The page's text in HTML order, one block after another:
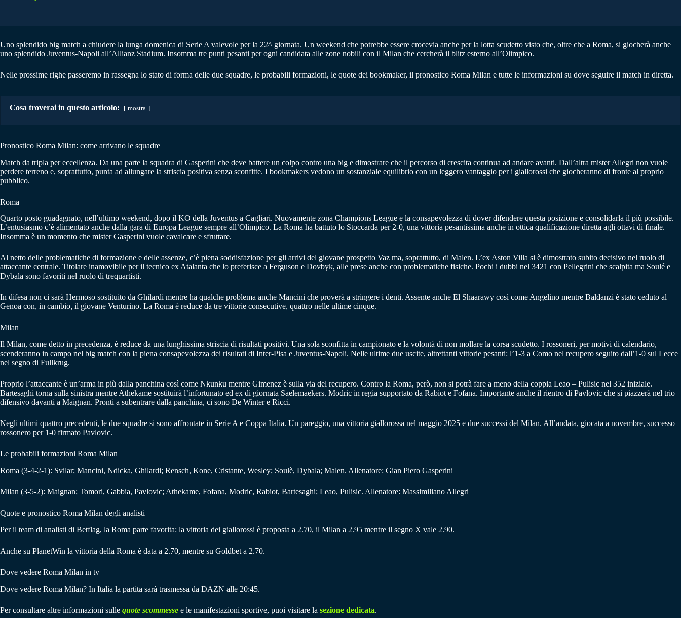
Uno splendido big match a chiudere la lunga domenica di Serie A valevole per la 22^ giornata. Un weekend che potrebbe essere crocevia anche per la lotta scudetto visto che, oltre che a Roma, si giocherà anche
uno splendido Juventus-Napoli all’Allianz Stadium. Insomma tre punti pesanti per ogni candidata alle zone nobili con il Milan che cercherà il blitz esterno all’Olimpico.
Nelle prossime righe passeremo in rassegna lo stato di forma delle due squadre, le probabili formazioni, le quote dei bookmaker, il pronostico Roma Milan e tutte le informazioni su dove seguire il match in diretta.
Cosa troverai in questo articolo: mostra
Pronostico Roma Milan: come arrivano le squadre
Match da tripla per eccellenza. Da una parte la squadra di Gasperini che deve battere un colpo contro una big e dimostrare che il percorso di crescita continua ad andare avanti. Dall’altra mister Allegri non vuole
perdere terreno e, soprattutto, punta ad allungare la striscia positiva senza sconfitte. I bookmakers vedono un sostanziale equilibrio con un leggero vantaggio per i giallorossi che giocheranno di fronte al proprio
pubblico.
Roma
Quarto posto guadagnato, nell’ultimo weekend, dopo il KO della Juventus a Cagliari. Nuovamente zona Champions League e la consapevolezza di dover difendere questa posizione e consolidarla il più possibile.
L’entusiasmo c’è alimentato anche dalla gara di Europa League sempre all’Olimpico. La Roma ha battuto lo Stoccarda per 2-0, una vittoria pesantissima anche in ottica qualificazione diretta agli ottavi di finale.
Insomma è un momento che mister Gasperini vuole cavalcare e sfruttare.
Al netto delle problematiche di formazione e delle assenze, c’è piena soddisfazione per gli arrivi del giovane prospetto Vaz ma, soprattutto, di Malen. L’ex Aston Villa si è dimostrato subito decisivo nel ruolo di
attaccante centrale. Titolare inamovibile per il tecnico ex Atalanta che lo preferisce a Ferguson e Dovbyk, alle prese anche con problematiche fisiche. Pochi i dubbi nel 3421 con Pellegrini che scalpita ma Soulé e
Dybala sono favoriti nel ruolo di trequartisti.
In difesa non ci sarà Hermoso sostituito da Ghilardi mentre ha qualche problema anche Mancini che proverà a stringere i denti. Assente anche El Shaarawy così come Angelino mentre Baldanzi è stato ceduto al
Genoa con, in cambio, il giovane Venturino. La Roma è reduce da tre vittorie consecutive, quattro nelle ultime cinque.
Milan
Il Milan, come detto in precedenza, è reduce da una lunghissima striscia di risultati positivi. Una sola sconfitta in campionato e la volontà di non mollare la corsa scudetto. I rossoneri, per motivi di calendario,
scenderanno in campo nel big match con la piena consapevolezza dei risultati di Inter-Pisa e Juventus-Napoli. Nelle ultime due uscite, altrettanti vittorie pesanti: l’1-3 a Como nel recupero seguito dall’1-0 sul Lecce
nel segno di Fullkrug.
Proprio l’attaccante è un’arma in più dalla panchina così come Nkunku mentre Gimenez è sulla via del recupero. Contro la Roma, però, non si potrà fare a meno della coppia Leao – Pulisic nel 352 iniziale.
Bartesaghi torna sulla sinistra mentre Athekame sostituirà l’infortunato ed ex di giornata Saelemaekers. Modric in regia supportato da Rabiot e Fofana. Importante anche il rientro di Pavlovic che si piazzerà nel trio
difensivo davanti a Maignan. Pronti a subentrare dalla panchina, ci sono De Winter e Ricci.
Negli ultimi quattro precedenti, le due squadre si sono affrontate in Serie A e Coppa Italia. Un pareggio, una vittoria giallorossa nel maggio 2025 e due successi del Milan. All’andata, giocata a novembre, successo
rossonero per 1-0 firmato Pavlovic.
Le probabili formazioni Roma Milan
Roma (3-4-2-1): Svilar; Mancini, Ndicka, Ghilardi; Rensch, Kone, Cristante, Wesley; Soulè, Dybala; Malen. Allenatore: Gian Piero Gasperini
Milan (3-5-2): Maignan; Tomori, Gabbia, Pavlovic; Athekame, Fofana, Modric, Rabiot, Bartesaghi; Leao, Pulisic. Allenatore: Massimiliano Allegri
Quote e pronostico Roma Milan degli analisti
Per il team di analisti di Betflag, la Roma parte favorita: la vittoria dei giallorossi è proposta a 2.70, il Milan a 2.95 mentre il segno X vale 2.90.
Anche su PlanetWin la vittoria della Roma è data a 2.70, mentre su Goldbet a 2.70.
Dove vedere Roma Milan in tv
Dove vedere Roma Milan? In Italia la partita sarà trasmessa da DAZN alle 20:45.
Per consultare altre informazioni sulle quote scommesse e le manifestazioni sportive, puoi visitare la sezione dedicata.